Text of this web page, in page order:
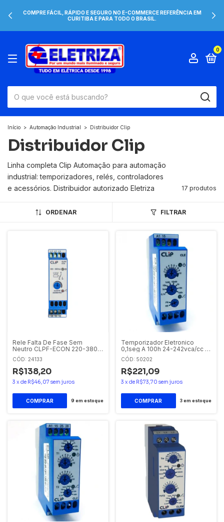
COMPRE FÁCIL, RÁPIDO E SEGURO NO E-COMMERCE REFERÊNCIA EM
CURITIBA E PARA TODO O BRASIL.
0
Início > Automação Industrial > Distribuidor Clip
Distribuidor Clip
Linha completa Clip Automação para automação
industrial: temporizadores, relés, controladores
e acessórios. Distribuidor autorizado Eletriza
17 produtos
ORDENAR FILTRAR
Rele Falta De Fase Sem
Neutro CLPF-ECON 220-380V
Clip
CÓD: 24133
R$138,20
3 x de R$46,07 sem juros
9 em estoque
Temporizador Eletronico
0,1seg A 100h 24-242vca/cc 2
Saidas Cle-2r Clip
CÓD: 50202
R$221,09
3 x de R$73,70 sem juros
3em estoque